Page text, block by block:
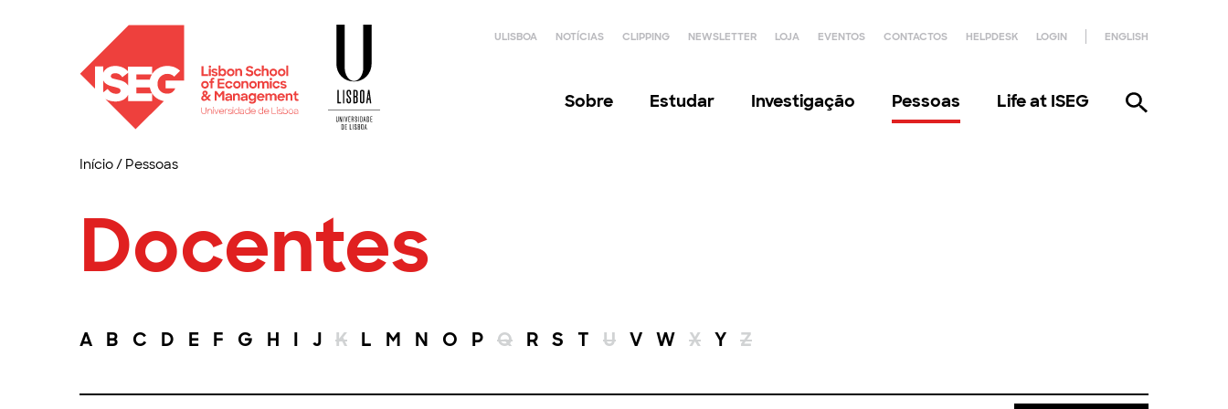
ULISBOA NOTÍCIAS CLIPPING NEWSLETTER LOJA EVENTOS CONTACTOS HELPDESK LOGIN ENGLISH
Sobre Estudar Investigação Pessoas Life at ISEG
Início/ Pessoas
Docentes
A B C D E F G H I J K L M N O P Q R S T U V W X Y Z